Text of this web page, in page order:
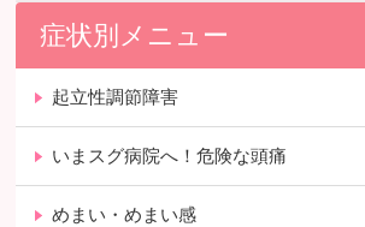
症状別メニュー
起立性調節障害
いまスグ病院へ！危険な頭痛
めまい・めまい感